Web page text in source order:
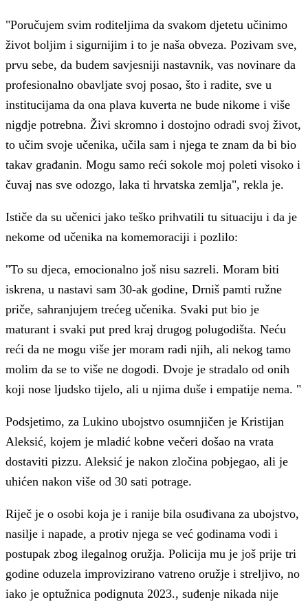
"Poručujem svim roditeljima da svakom djetetu učinimo
život boljim i sigurnijim i to je naša obveza. Pozivam sve,
prvu sebe, da budem savjesniji nastavnik, vas novinare da
profesionalno obavljate svoj posao, što i radite, sve u
institucijama da ona plava kuverta ne bude nikome i više
nigdje potrebna. Živi skromno i dostojno odradi svoj život,
to učim svoje učenika, učila sam i njega te znam da bi bio
takav građanin. Mogu samo reći sokole moj poleti visoko i
čuvaj nas sve odozgo, laka ti hrvatska zemlja", rekla je.
Ističe da su učenici jako teško prihvatili tu situaciju i da je
nekome od učenika na komemoraciji i pozlilo:
"To su djeca, emocionalno još nisu sazreli. Moram biti
iskrena, u nastavi sam 30-ak godine, Drniš pamti ružne
priče, sahranjujem trećeg učenika. Svaki put bio je
maturant i svaki put pred kraj drugog polugodišta. Neću
reći da ne mogu više jer moram radi njih, ali nekog tamo
molim da se to više ne dogodi. Dvoje je stradalo od onih
koji nose ljudsko tijelo, ali u njima duše i empatije nema. "
Podsjetimo, za Lukino ubojstvo osumnjičen je Kristijan
Aleksić, kojem je mladić kobne večeri došao na vrata
dostaviti pizzu. Aleksić je nakon zločina pobjegao, ali je
uhićen nakon više od 30 sati potrage.
Riječ je o osobi koja je i ranije bila osuđivana za ubojstvo,
nasilje i napade, a protiv njega se već godinama vodi i
postupak zbog ilegalnog oružja. Policija mu je još prije tri
godine oduzela improvizirano vatreno oružje i streljivo, no
iako je optužnica podignuta 2023., suđenje nikada nije